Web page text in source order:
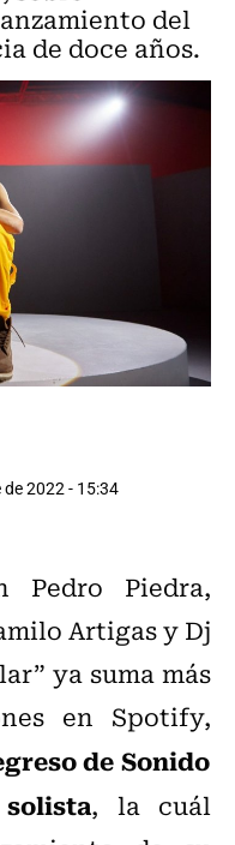
del
de doce años.
2022 - 15:34
Pedro Piedra,
Artigas y Dj
ya suma más
en Spotify,
de Sonido
, la cuál